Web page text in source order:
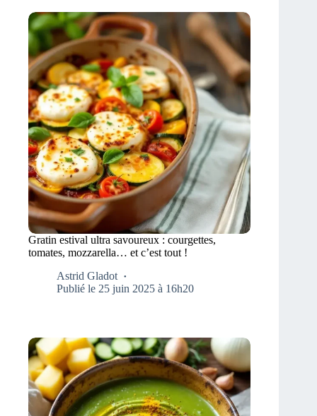
Gratin estival ultra savoureux : courgettes,
tomates, mozzarella… et c’est tout !
Astrid Gladot
Publié le 25 juin 2025 à 16h20